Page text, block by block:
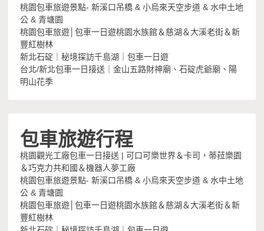
桃園包車旅遊景點- 新溪口吊橋 & 小烏來天空步道 & 水中土地
公 & 青塘園
桃園包車旅遊│包車一日遊桃園水族館＆慈湖＆大溪老街＆新
豐紅樹林
新北石碇｜秘境探訪千島湖｜包車一日遊
台北/新北包車一日接送｜金山五路財神廟、石碇虎爺廟、陽
明山花季
包車旅遊行程
桃園觀光工廠包車一日接送 | 可口可樂世界＆卡司，蒂菈樂園
＆巧克力共和國＆機器人夢工廠
桃園包車旅遊景點- 新溪口吊橋 & 小烏來天空步道 & 水中土地
公 & 青塘園
桃園包車旅遊│包車一日遊桃園水族館＆慈湖＆大溪老街＆新
豐紅樹林